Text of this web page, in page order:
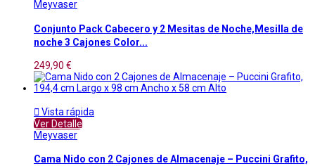
Meyvaser
Conjunto Pack Cabecero y 2 Mesitas de Noche,Mesilla de
noche 3 Cajones Color...
249,90 €
 Vista rápida
Ver Detalle
Meyvaser
Cama Nido con 2 Cajones de Almacenaje – Puccini Grafito,